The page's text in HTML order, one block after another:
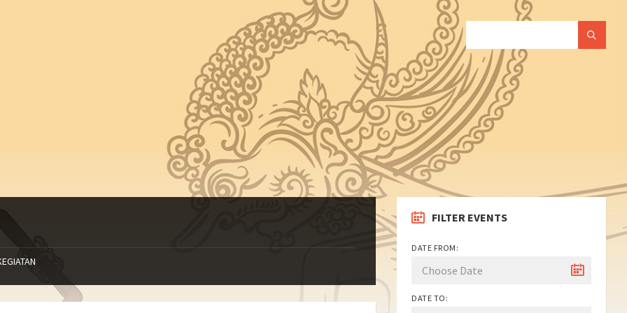
FILTER EVENTS
DATE FROM:
DATE TO: